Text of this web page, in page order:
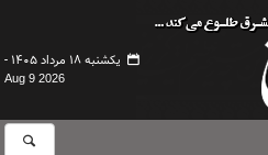
یکشنبه ۱۸ مرداد ۱۴۰۵ -
Aug 9 2026